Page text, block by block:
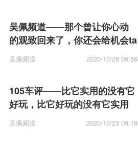
吴佩频道——那个曾让你心动
的观致回来了，你还会给机会ta
吗？
吴佩频道 2020/10/28 09:56
105车评——比它实用的没有它
好玩，比它好玩的没有它实用
吴佩频道 2020/10/23 09:18